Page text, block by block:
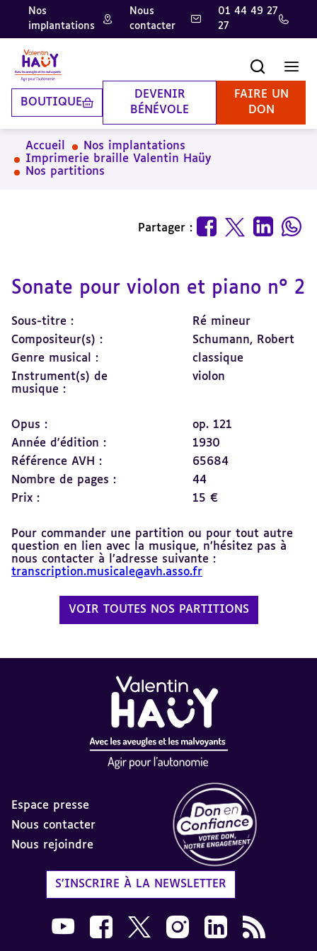
Aller
contenu
principal
Aller
pied
de
page
Aller
la
recherche
Nos
implantations
Nous
contacter
01 44 49 27
27
BOUTIQUE
DEVENIR
BÉNÉVOLE
FAIRE UN
DON
Accueil
Nos implantations
Imprimerie braille Valentin Haüy
Nos partitions
Partager :
Sonate pour violon et piano n° 2
Sous-titre :
Ré mineur
Compositeur(s) :
Schumann, Robert
Genre musical :
classique
Instrument(s) de
musique :
violon
Opus :
op. 121
Année d'édition :
1930
Référence AVH :
65684
Nombre de pages :
44
Prix :
15 €
Pour commander une partition ou pour tout autre
question en lien avec la musique, n’hésitez pas à
nous contacter à l’adresse suivante :
transcription.musicale@avh.asso.fr
VOIR TOUTES NOS PARTITIONS
Espace presse
Nous contacter
Nous rejoindre
S'INSCRIRE À LA NEWSLETTER
Nous suivre sur Youtube AVH dans une
Nous suivre sur Facebook AVH dans
Nous suivre sur X AVH dans une
Nous suivre sur Instagram
Nous suivre sur
Flux RSS